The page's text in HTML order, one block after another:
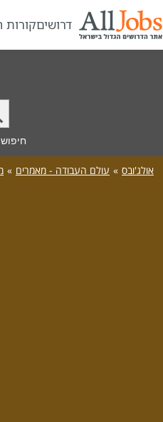
דרושיםקורות
אולג'ובס » עולם העבודה - מאמרים »